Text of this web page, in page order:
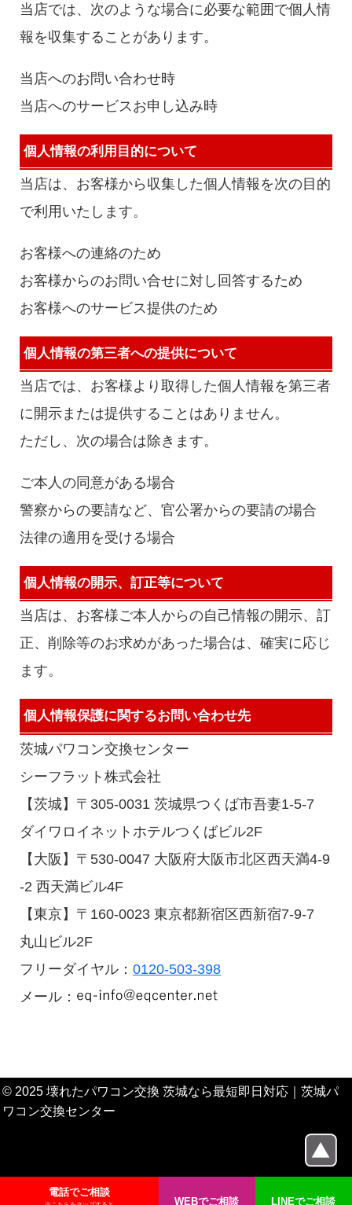
当店では、次のような場合に必要な範囲で個人情
報を収集することがあります。
当店へのお問い合わせ時
当店へのサービスお申し込み時
個人情報の利用目的について
当店は、お客様から収集した個人情報を次の目的
で利用いたします。
お客様への連絡のため
お客様からのお問い合せに対し回答するため
お客様へのサービス提供のため
個人情報の第三者への提供について
当店では、お客様より取得した個人情報を第三者
に開示または提供することはありません。
ただし、次の場合は除きます。
ご本人の同意がある場合
警察からの要請など、官公署からの要請の場合
法律の適用を受ける場合
個人情報の開示、訂正等について
当店は、お客様ご本人からの自己情報の開示、訂
正、削除等のお求めがあった場合は、確実に応じ
ます。
個人情報保護に関するお問い合わせ先
茨城パワコン交換センター
シーフラット株式会社
【茨城】〒305-0031 茨城県つくば市吾妻1-5-7
ダイワロイネットホテルつくばビル2F
【大阪】〒530-0047 大阪府大阪市北区西天満4-9
-2 西天満ビル4F
【東京】〒160-0023 東京都新宿区西新宿7-9-7
丸山ビル2F
フリーダイヤル：0120-503-398
メール：
© 2025 壊れたパワコン交換 茨城なら最短即日対応｜茨城パ
ワコン交換センター
電話でご相談
WEBでご相談 LINEでご相談